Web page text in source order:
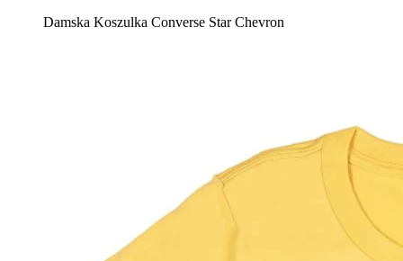
Damska Koszulka Converse Star Chevron